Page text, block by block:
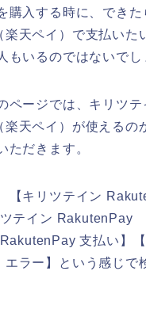
購入する時に、できた
天ペイ）で支払いた
もいるのではないでし
ページでは、キリツ
天ペイ）が使えるの
ただきます。
【キリツテイン
テイン RakutenPay
支払い】
ラー】という感じで